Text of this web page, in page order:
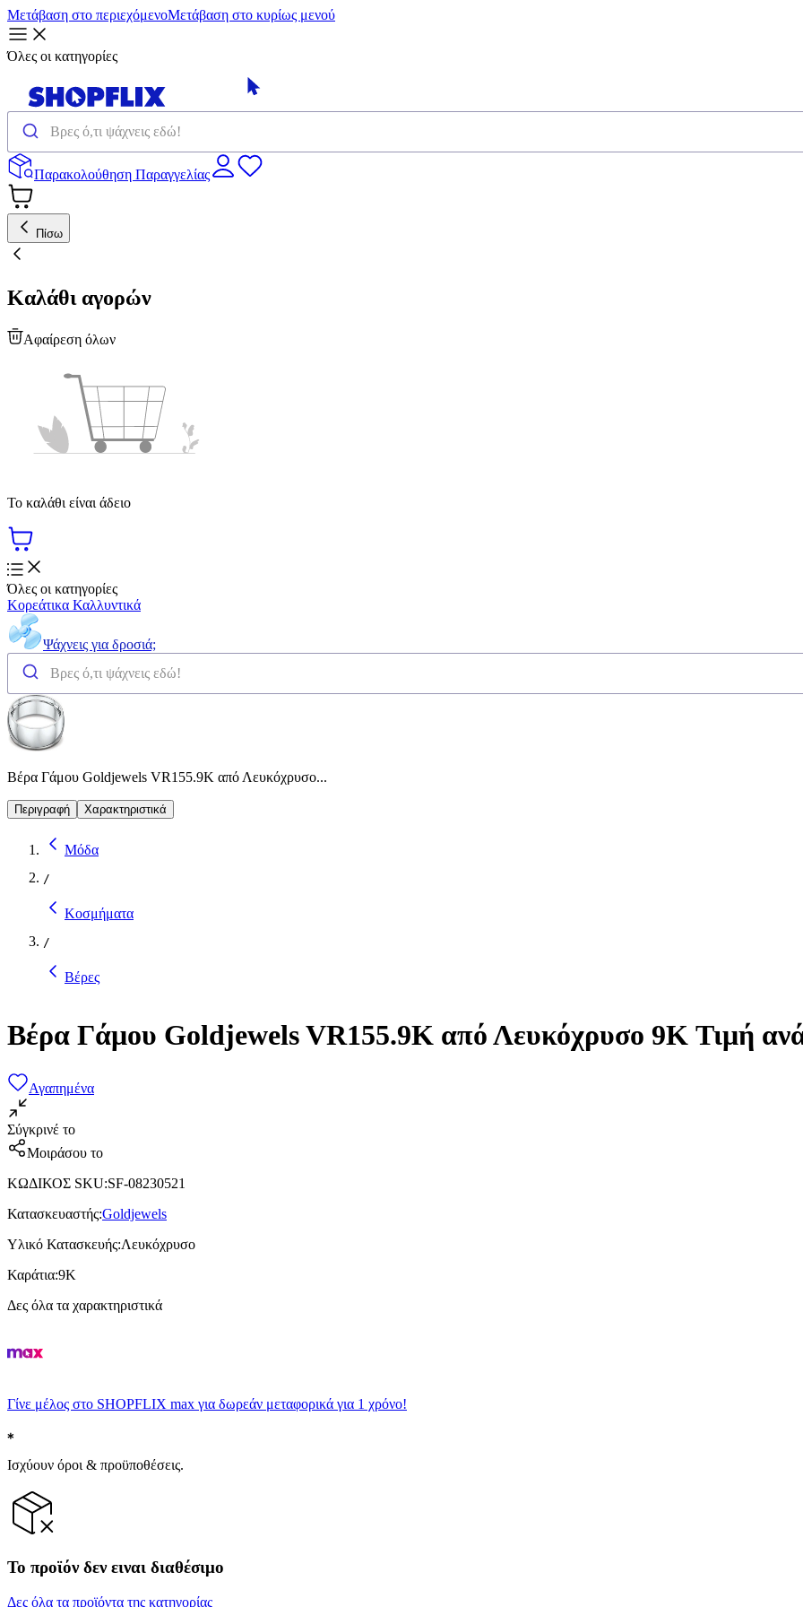
Μετάβαση στο περιεχόμενοΜετάβαση στο κυρίως μενού
Όλες οι κατηγορίες
Παρακολούθηση Παραγγελίας
Πίσω
Καλάθι αγορών
Αφαίρεση όλων
Το καλάθι είναι άδειο
Όλες οι κατηγορίες
Κορεάτικα Καλλυντικά
Ψάχνεις για δροσιά;
Βέρα Γάμου Goldjewels VR155.9K από Λευκόχρυσο...
Περιγραφή Χαρακτηριστικά
Μόδα
/
Κοσμήματα
/
Βέρες
Βέρα Γάμου Goldjewels VR155.9K από Λευκόχρυσο 9K Τιμή
Αγαπημένα
Σύγκρινέ το
Μοιράσου το
ΚΩΔΙΚΟΣ SKU:SF-08230521
Κατασκευαστής:Goldjewels
Υλικό Κατασκευής:Λευκόχρυσο
Καράτια:9K
Δες όλα τα χαρακτηριστικά
Γίνε μέλος στο SHOPFLIX max για δωρεάν μεταφορικά για 1 χρόνο!
Ισχύουν όροι & προϋποθέσεις.
Το προϊόν δεν ειναι διαθέσιμο
Δες όλα τα προϊόντα της κατηγορίας